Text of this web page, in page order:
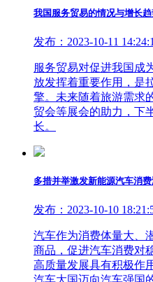
我国服务贸易的情况与增长
发布：2023-10-11
服务贸易对促进我国成
放发挥着重要作用，是
擎。未来随着旅游需求
贸会等展会的助力，下
长。
多措并举激发新能源汽车消
发布：2023-10-10
汽车作为消费体量大、
商品，促进汽车消费对
高质量发展具有积极作
汽车大国迈向汽车强国